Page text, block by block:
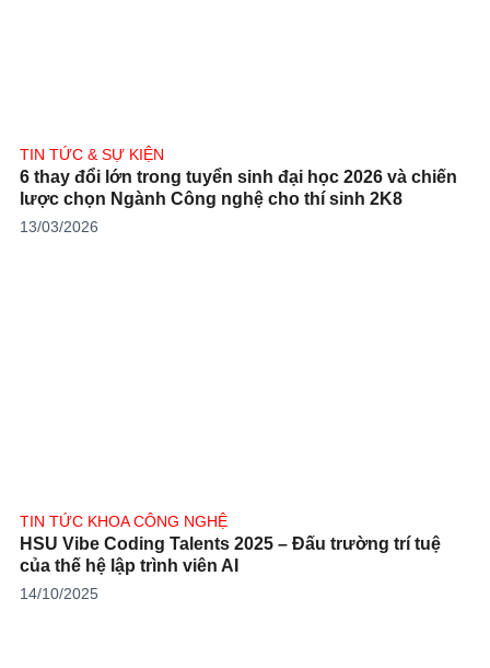
TIN TỨC & SỰ KIỆN
6 thay đổi lớn trong tuyển sinh đại học 2026 và chiến
lược chọn Ngành Công nghệ cho thí sinh 2K8
13/03/2026
TIN TỨC KHOA CÔNG NGHỆ
HSU Vibe Coding Talents 2025 – Đấu trường trí tuệ
của thế hệ lập trình viên AI
14/10/2025